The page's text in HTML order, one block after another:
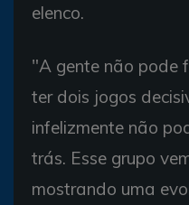
elenco.
"A gente não pode
ter dois jogos
infelizmente não
trás. Esse grupo
mostrando uma